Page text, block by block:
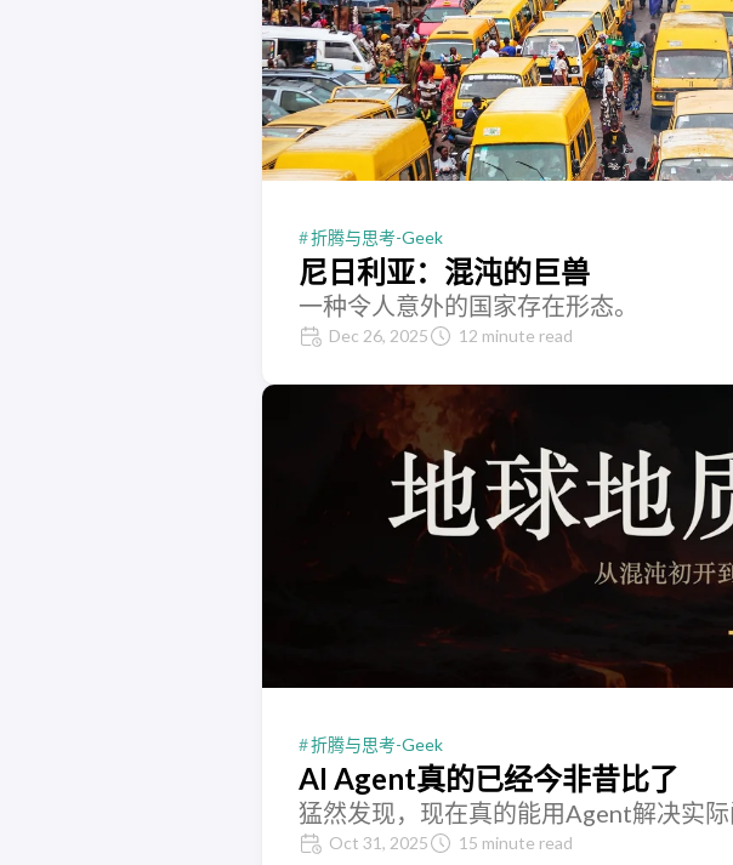
折腾与思考-Geek
尼日利亚：混沌的巨兽
一种令人意外的国家存在形态。
Dec 26, 2025 12 minute read
折腾与思考-Geek
AI Agent真的已经今非昔比了
猛然发现，现在真的能用Agent解决实际
Oct 31, 2025 15 minute read